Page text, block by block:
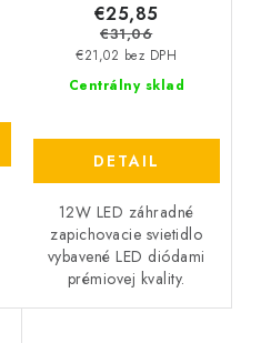
Centrálny sklad
€21,02 bez DPH
€25,85
€31,06
DETAIL
12W LED záhradné
zapichovacie svietidlo
vybavené LED diódami
prémiovej kvality.